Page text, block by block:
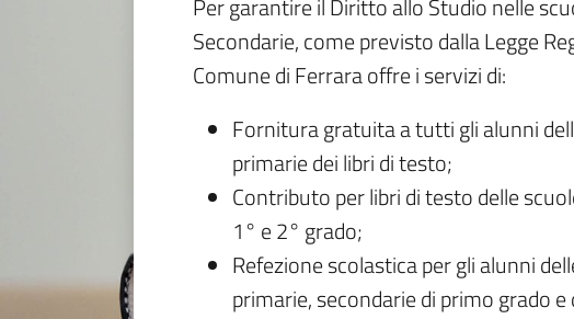
Per garantire il Diritto allo Studio nelle
Secondarie, come previsto dalla Legge
Comune di Ferrara offre i servizi di:
Fornitura gratuita a tutti gli alunni
primarie dei libri di testo;
Contributo per libri di testo delle
1° e 2° grado;
Refezione scolastica per gli alunni
primarie, secondarie di primo grado e